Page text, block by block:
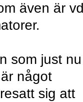
även är
som just nu
något
sig att